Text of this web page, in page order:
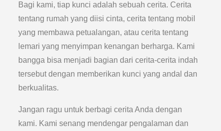
Bagi kami, tiap kunci adalah sebuah cerita. Cerita
tentang rumah yang diisi cinta, cerita tentang mobil
yang membawa petualangan, atau cerita tentang
lemari yang menyimpan kenangan berharga. Kami
bangga bisa menjadi bagian dari cerita-cerita indah
tersebut dengan memberikan kunci yang andal dan
berkualitas.
Jangan ragu untuk berbagi cerita Anda dengan
kami. Kami senang mendengar pengalaman dan